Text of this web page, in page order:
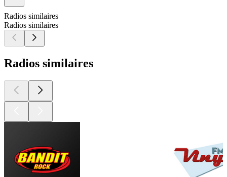
Radios similaires
Radios similaires
Radios similaires